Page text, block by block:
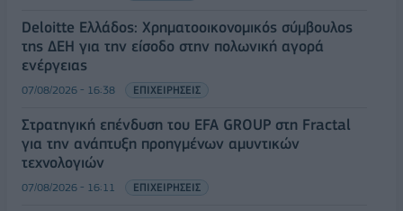
Deloitte Ελλάδος: Χρηματοοικονομικός σύμβουλος
της ΔΕΗ για την είσοδο στην πολωνική αγορά
ενέργειας
07/08/2026 - 16:38 ΕΠΙΧΕΙΡΗΣΕΙΣ
Στρατηγική επένδυση του EFA GROUP στη Fractal
για την ανάπτυξη προηγμένων αμυντικών
τεχνολογιών
07/08/2026 - 16:11 ΕΠΙΧΕΙΡΗΣΕΙΣ